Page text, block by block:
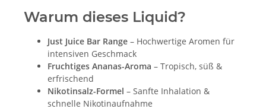
Warum dieses Liquid?
Just Juice Bar Range – Hochwertige Aromen für
intensiven Geschmack
Fruchtiges Ananas-Aroma – Tropisch, süß &
erfrischend
Nikotinsalz-Formel – Sanfte Inhalation &
schnelle Nikotinaufnahme